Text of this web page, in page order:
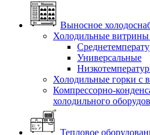
Выносное
Холодильные
Универсальные
Холодильные горки с
Компрессорно-
холодильного
Тепловое